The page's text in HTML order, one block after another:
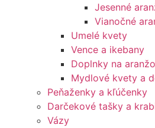
Jesenné
Vianočné
Umelé kvety
Vence a ikebany
Doplnky na
Mydlové kvety a
Peňaženky a kľúčenky
Darčekové tašky a
Vázy